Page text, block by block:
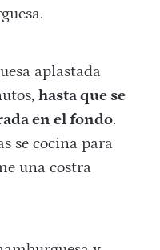
aplastada
hasta que se
en el fondo.
se cocina para
una costra